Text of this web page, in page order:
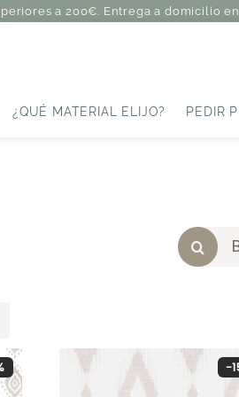
a 200€. Entrega a domicilio
¿QUÉ MATERIAL ELIJO? PEDIR
-